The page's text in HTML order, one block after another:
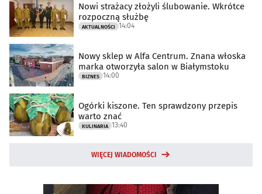
Nowi strażacy złożyli ślubowanie. Wkrótce
rozpoczną służbę
AKTUALNOŚCI 14:04
Nowy sklep w Alfa Centrum. Znana włoska
marka otworzyła salon w Białymstoku
BIZNES 14:00
Ogórki kiszone. Ten sprawdzony przepis
warto znać
KULINARIA 13:40
WIĘCEJ WIADOMOŚCI